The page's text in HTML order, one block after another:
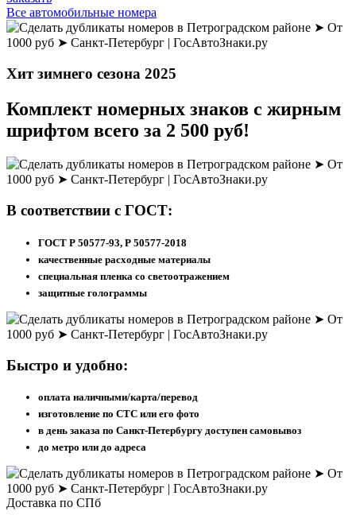
Все автомобильные номера
Хит зимнего сезона 2025
Комплект номерных знаков с жирным
шрифтом всего за 2 500 руб!
В соответствии с ГОСТ:
ГОСТ Р 50577-93, Р 50577-2018
качественные расходные материалы
специальная пленка со светоотражением
защитные голограммы
Быстро и удобно:
оплата наличными/карта/перевод
изготовление по СТС или его фото
в день заказа по Санкт-Петербургу доступен самовывоз
до метро или до адреса
Доставка по СПб